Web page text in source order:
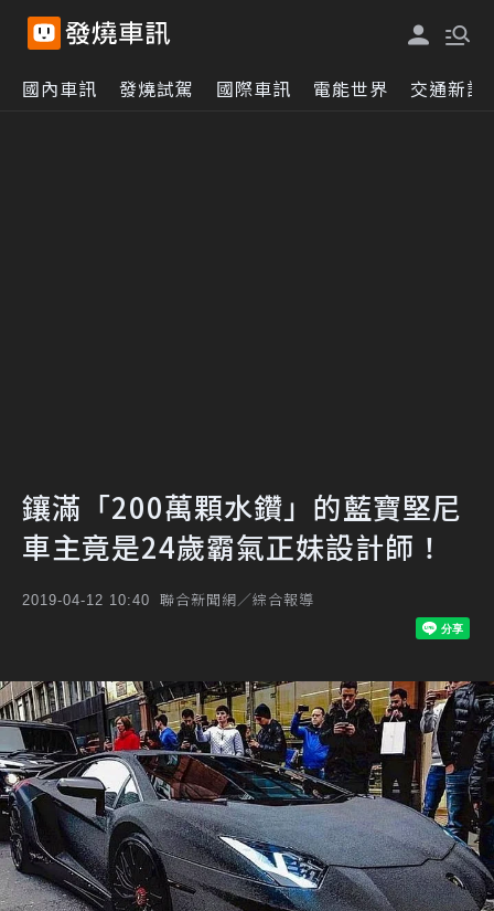
國內車訊 發燒試駕 國際車訊 電能世界 交通新訊
鑲滿「200萬顆水鑽」的藍寶堅尼
車主竟是24歲霸氣正妹設計師！
2019-04-12 10:40 聯合新聞網／綜合報導